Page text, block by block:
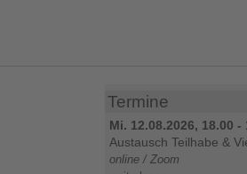
Termine
Mi. 12.08.2026, 18.00 -
Austausch Teilhabe &
online / Zoom